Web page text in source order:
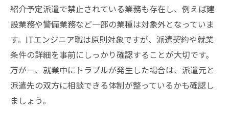
紹介予定派遣で禁止されている業務も存在し、例えば建
設業務や警備業務など一部の業種は対象外となっていま
す。ITエンジニア職は原則対象ですが、派遣契約や就業
条件の詳細を事前にしっかり確認することが大切です。
万が一、就業中にトラブルが発生した場合は、派遣元と
派遣先の双方に相談できる体制が整っているかも確認し
ましょう。